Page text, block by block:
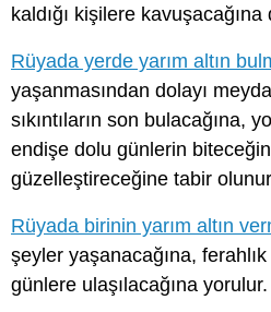
kaldığı kişilere
Rüyada yerde yarım altın
yaşanmasından dolayı
sıkıntıların son bulacağına,
endişe dolu günlerin
güzelleştireceğine tabir
Rüyada birinin yarım altın
şeyler yaşanacağına, ferahlık
günlere ulaşılacağına yorulur.